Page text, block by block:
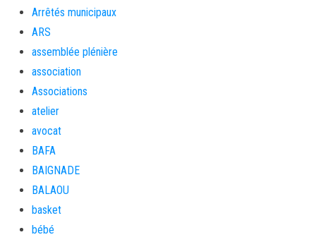
Arrêtés municipaux
ARS
assemblée plénière
association
Associations
atelier
avocat
BAFA
BAIGNADE
BALAOU
basket
bébé